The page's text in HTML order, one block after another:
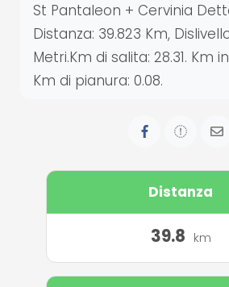
St Pantaleon + Cervinia
Distanza: 39.823 Km,
Metri.Km di salita: 28.31. Km
Km di pianura: 0.08.
Distanza
39.8 km